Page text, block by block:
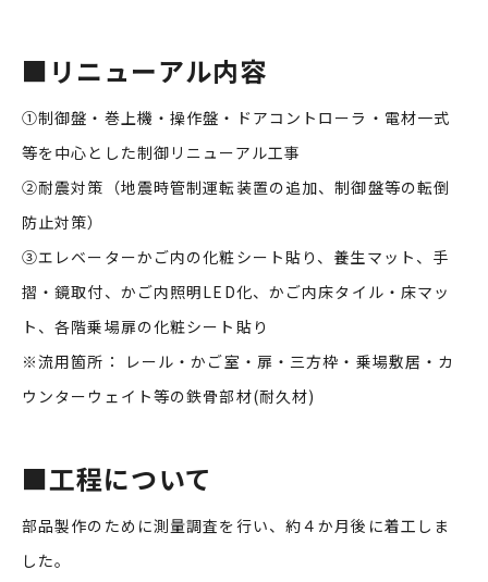
■ リニューアル内容
①制御盤・巻上機・操作盤・ドアコントローラ・電材一式
等を中心とした制御リニューアル工事
②耐震対策（地震時管制運転装置の追加、制御盤等の転倒
防止対策）
③エレベーターかご内の化粧シート貼り、養生マット、手
摺・鏡取付、かご内照明LED化、かご内床タイル・床マッ
ト、各階乗場扉の化粧シート貼り
※流用箇所： レール・かご室・扉・三方枠・乗場敷居・カ
ウンターウェイト等の鉄骨部材(耐久材)
■工程について
部品製作のために測量調査を行い、約４か月後に着工しま
した。